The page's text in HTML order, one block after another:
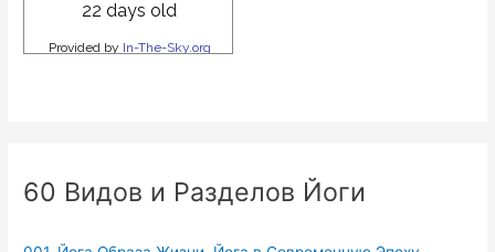
60 Видов и Разделов Йоги